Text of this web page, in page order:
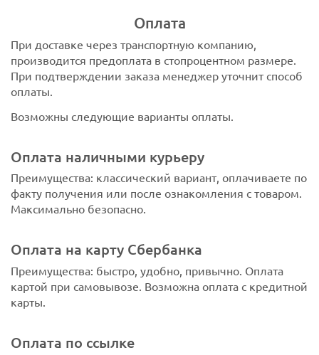
Оплата
При доставке через транспортную компанию,
производится предоплата в стопроцентном размере.
При подтверждении заказа менеджер уточнит способ
оплаты.
Возможны следующие варианты оплаты.
Оплата наличными курьеру
Преимущества: классический вариант, оплачиваете по
факту получения или после ознакомления с товаром.
Максимально безопасно.
Оплата на карту Сбербанка
Преимущества: быстро, удобно, привычно. Оплата
картой при самовывозе. Возможна оплата с кредитной
карты.
Оплата по ссылке